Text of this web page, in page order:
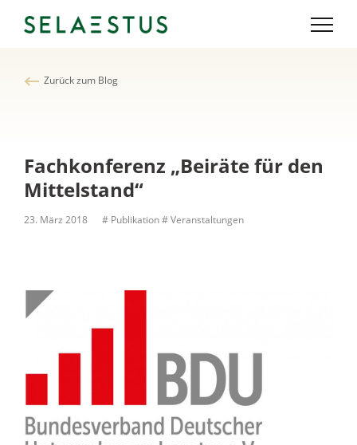
Zurück zum Blog
Fachkonferenz „Beiräte für den
Mittelstand“
23. März 2018 # Publikation# Veranstaltungen